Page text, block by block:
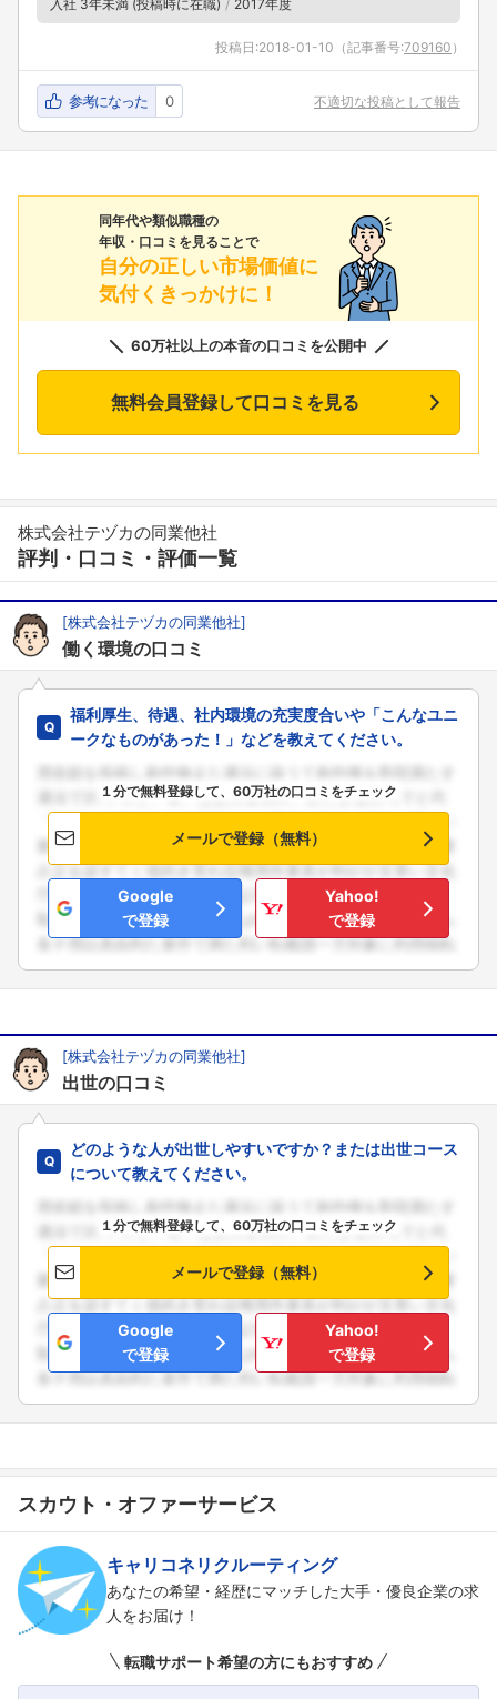
入社 3年未満 (投稿時に在職) 2017年度
投稿日:2018-01-10 （記事番号:709160 ）
参考になった 0 不適切な投稿として報告
同年代や類似職種の
年収・口コミを見ることで
自分の正しい市場価値に
気付くきっかけに！
60万社以上の本音の口コミを公開中
無料会員登録して口コミを見る
株式会社テヅカの同業他社
評判・口コミ・評価一覧
[株式会社テヅカの同業他社]
働く環境の口コミ
福利厚生、待遇、社内環境の充実度合いや「こんなユニ
ークなものがあった！」などを教えてください。
１分で無料登録して、60万社の口コミをチェック
メールで登録（無料）
Google
で登録
Yahoo!
で登録
[株式会社テヅカの同業他社]
出世の口コミ
どのような人が出世しやすいですか？または出世コース
について教えてください。
１分で無料登録して、60万社の口コミをチェック
メールで登録（無料）
Google
で登録
Yahoo!
で登録
スカウト・オファーサービス
キャリコネリクルーティング
あなたの希望・経歴にマッチした大手・優良企業の求
人をお届け！
転職サポート希望の方にもおすすめ